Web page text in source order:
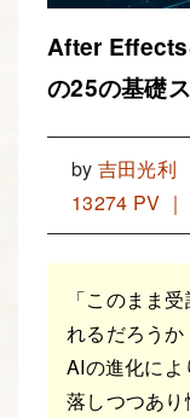
After Effects
の25の基礎
by 吉田光利
13274 PV
「このまま
れるだろうか
AIの進化に
落しつつあ